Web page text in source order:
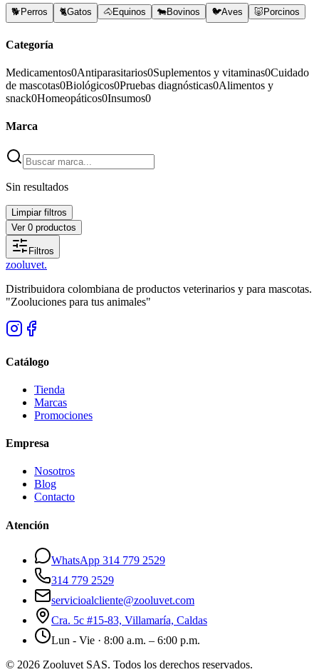
🐕 Perros 🐈Gatos 🐴Equinos 🐄Bovinos 🐦Aves 🐷 Porcinos
Categoría
Medicamentos0Antiparasitarios0Suplementos y vitaminas0Cuidado
de mascotas0Biológicos0Pruebas diagnósticas0Alimentos y
snack0Homeopáticos0Insumos0
Marca
Sin resultados
Limpiar filtros
Ver 0 productos
Filtros
zooluvet.
Distribuidora colombiana de productos veterinarios y para mascotas.
"Zooluciones para tus animales"
Catálogo
Tienda
Marcas
Promociones
Empresa
Nosotros
Blog
Contacto
Atención
WhatsApp 314 779 2529
314 779 2529
servicioalcliente@zooluvet.com
Cra. 5c #15-83, Villamaría, Caldas
Lun - Vie · 8:00 a.m. – 6:00 p.m.
© 2026 Zooluvet SAS. Todos los derechos reservados.